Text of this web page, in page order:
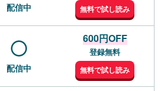
配信中 無料で試し読み
配信中
600円OFF
登録無料
無料で試し読み